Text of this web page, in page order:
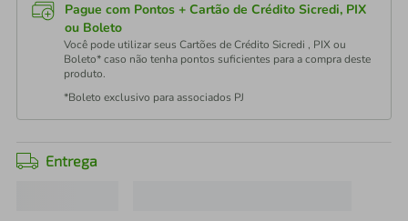
Pague com Pontos + Cartão de Crédito Sicredi, PIX
ou Boleto
Você pode utilizar seus Cartões de Crédito Sicredi , PIX ou
Boleto* caso não tenha pontos suficientes para a compra deste
produto.
*Boleto exclusivo para associados PJ
Entrega